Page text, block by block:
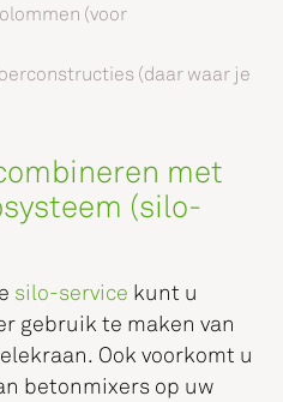
(voor
(daar waar je
met
(silo-
silo-service kunt u
gebruik te maken van
Ook voorkomt u
betonmixers op uw